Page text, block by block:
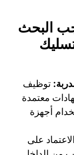
البحث
توظيف
معتمدة
أجهزة
الاعتماد على